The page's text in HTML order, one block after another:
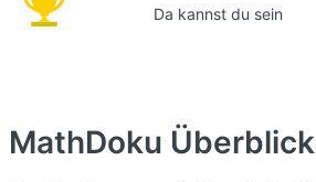
Da kannst du sein
MathDoku Überblick